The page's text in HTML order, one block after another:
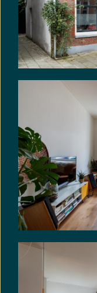
aanwezigheid
van asbest uit
voortvloeien. In
koopakte en
geheel of ten
eigenschappen
anderszins
de
van enig asbest
welke plaats dan
koper.
Kijk ook op
plattegronden
mogelijkheid om
richten met de
VRIJBLIJVENDE